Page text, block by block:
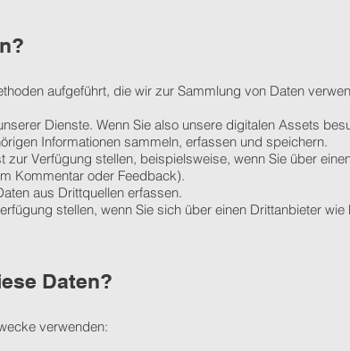
aufgeführt, die wir zur Sammlung von Daten
Dienste. Wenn Sie also unsere digitalen Assets
Informationen sammeln, erfassen und speichern.
zur Verfügung stellen, beispielsweise, wenn Sie über
Kommentar oder Feedback).
aus Drittquellen erfassen.
stellen, wenn Sie sich über einen Drittanbieter
Daten?
verwenden: